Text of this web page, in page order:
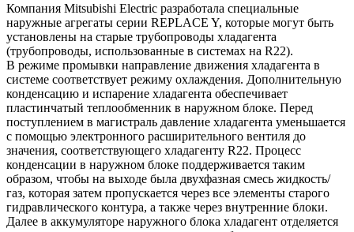
Компания Mitsubishi Electric разработала специальные
наружные агрегаты серии REPLACE Y, которые могут быть
установлены на старые трубопроводы хладагента
(трубопроводы, использованные в системах на R22).
В режиме промывки направление движения хладагента в
системе соответствует режиму охлаждения. Дополнительную
конденсацию и испарение хладагента обеспечивает
пластинчатый теплообменник в наружном блоке. Перед
поступлением в магистраль давление хладагента уменьшается
с помощью электронного расширительного вентиля до
значения, соответствующего хладагенту R22. Процесс
конденсации в наружном блоке поддерживается таким
образом, чтобы на выходе была двухфазная смесь жидкость/
газ, которая затем пропускается через все элементы старого
гидравлического контура, а также через внутренние блоки.
Далее в аккумуляторе наружного блока хладагент отделяется